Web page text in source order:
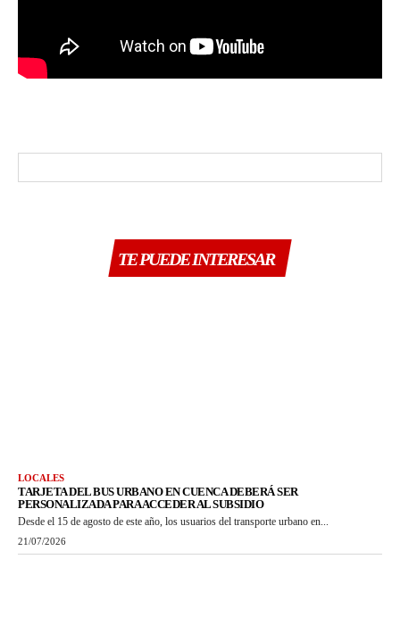
TE PUEDE INTERESAR
LOCALES
TARJETA DEL BUS URBANO EN CUENCA DEBERÁ SER
PERSONALIZADA PARA ACCEDER AL SUBSIDIO
Desde el 15 de agosto de este año, los usuarios del transporte urbano en...
21/07/2026